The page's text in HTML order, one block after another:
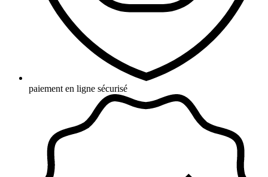
paiement en ligne sécurisé